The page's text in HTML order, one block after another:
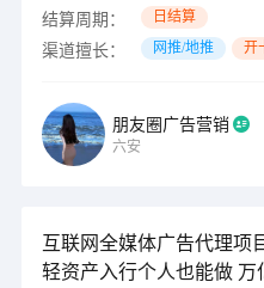
结算周期： 日结算
渠道擅长： 网推/地推 开
朋友圈广告营销
六安
互联网全媒体广告代理项
轻资产入行个人也能做 万